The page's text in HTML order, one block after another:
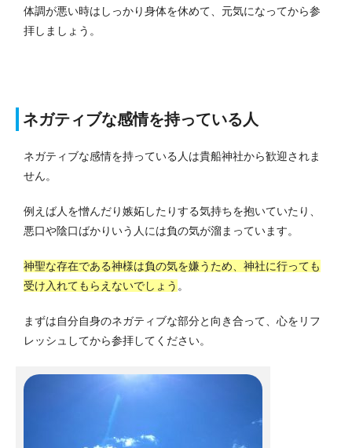
体調が悪い時はしっかり身体を休めて、元気になってから参
拝しましょう。
ネガティブな感情を持っている人
ネガティブな感情を持っている人は貴船神社から歓迎されま
せん。
例えば人を憎んだり嫉妬したりする気持ちを抱いていたり、
悪口や陰口ばかりいう人には負の気が溜まっています。
神聖な存在である神様は負の気を嫌うため、神社に行っても
受け入れてもらえないでしょう 。
まずは自分自身のネガティブな部分と向き合って、心をリフ
レッシュしてから参拝してください。